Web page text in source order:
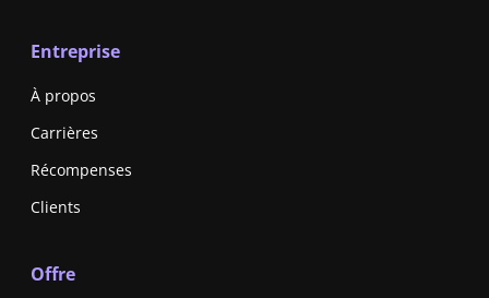
Entreprise
À propos
Carrières
Récompenses
Clients
Offre